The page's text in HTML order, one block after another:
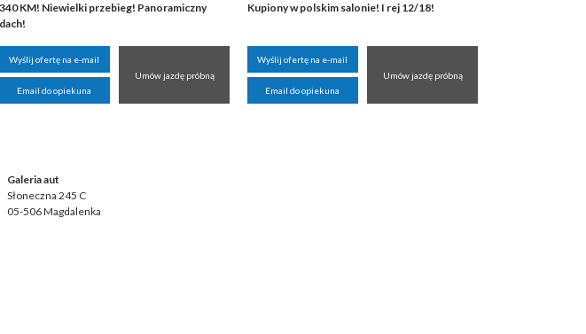
340 KM! Niewielki przebieg! Panoramiczny
dach!
Wyślij ofertę na e-mail
Email do opiekuna
Umów jazdę próbną
Kupiony w polskim salonie! I rej 12/18!
Wyślij ofertę na e-mail
Email do opiekuna
Umów jazdę próbną
Galeria aut
Słoneczna 245 C
05-506 Magdalenka